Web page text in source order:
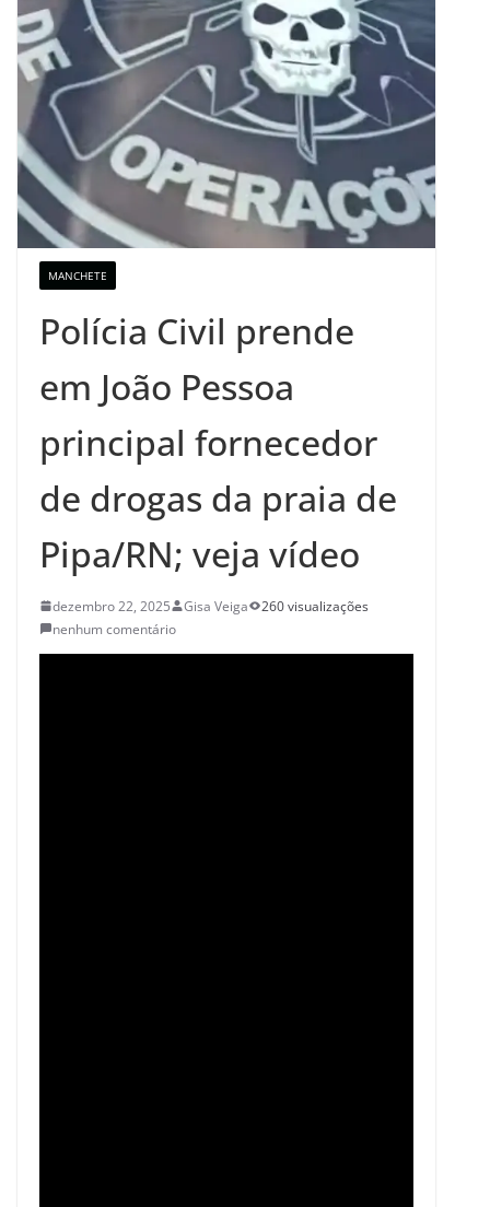
MANCHETE
Polícia Civil prende
em João Pessoa
principal fornecedor
de drogas da praia de
Pipa/RN; veja vídeo
dezembro 22, 2025 Gisa Veiga
260 visualizações
nenhum comentário